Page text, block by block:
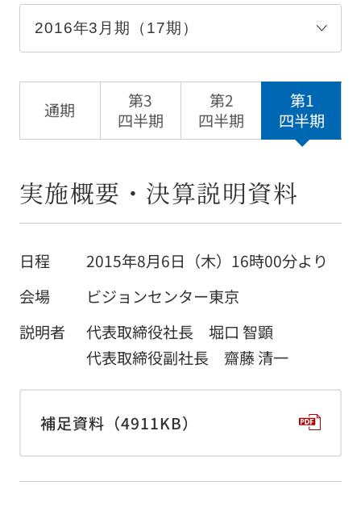
株主・投資家情報
サステナビリティ
採用情報
アクセス
お問い合わせ
お客様窓口
「人の想い」「人の物語」をつづる
オフィシャルブログ
通期
第3
四半期
第2
四半期
第1
四半期
実施概要・決算説明資料
日程
2015年8月6日（木）16時00分より
会場
ビジョンセンター東京
説明者
代表取締役社長 堀口 智顕
代表取締役副社長 齋藤 清一
補足資料（4911KB）